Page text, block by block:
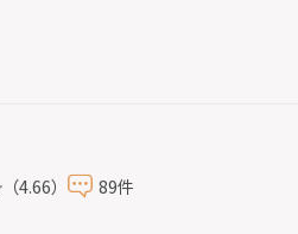
（4.66） 89件